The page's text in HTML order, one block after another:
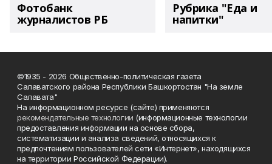
Фотобанк
журналистов РБ
Рубрика "Еда и
напитки"
©1935 - 2026 Общественно-политическая газета
Салаватского района Республики Башкортостан "На земле
Салавата"
На информационном ресурсе (сайте) применяются
рекомендательные технологии (информационные технологии
предоставления информации на основе сбора,
систематизации и анализа сведений, относящихся к
предпочтениям пользователей сети «Интернет», находящихся
на территории Российской Федерации).